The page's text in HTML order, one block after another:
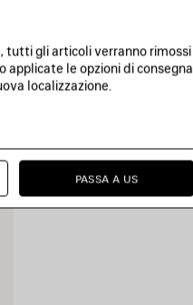
tutti gli articoli verranno rimossi
applicate le opzioni di consegna
localizzazione.
PASSA A US